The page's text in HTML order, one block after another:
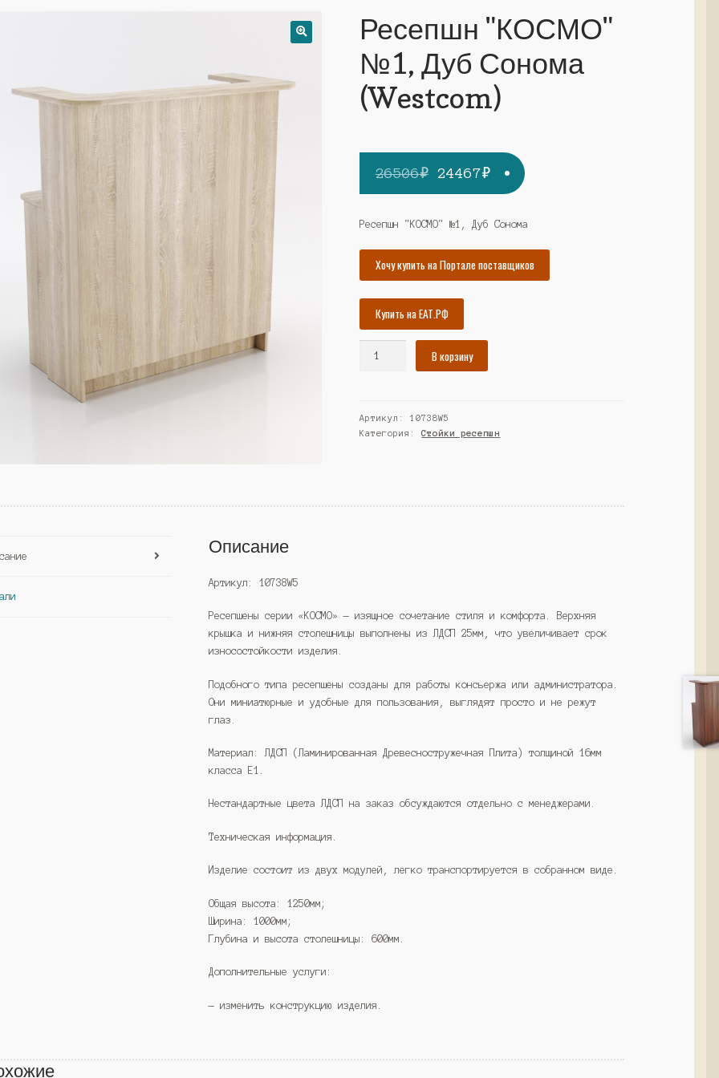
Ресепшн "КОСМО"
№1, Дуб Сонома
(Westcom)
26506₽ Первоначальная
цена
составляла
26506₽.
24467₽Текущая
цена:
24467₽.
Ресепшн "КОСМО" №1, Дуб Сонома
Хочу купить на Портале поставщиков
Купить на ЕАТ.РФ
№1,
Дуб
В корзину
Артикул:10738W5
Категория:Стойки ресепшн
Описание
Артикул: 10738W5
Ресепшены серии «КОСМО» — изящное сочетание стиля и комфорта. Верхняя
крышка и нижняя столешницы выполнены из ЛДСП 25мм, что увеличивает срок
износостойкости изделия.
Подобного типа ресепшены созданы для работы консьержа или администратора.
Они миниатюрные и удобные для пользования, выглядят просто и не режут
глаз.
Материал: ЛДСП (Ламинированная Древесностружечная Плита) толщиной 16мм
класса Е1.
Нестандартные цвета ЛДСП на заказ обсуждаются отдельно с менеджерами.
Техническая информация.
Изделие состоит из двух модулей, легко транспортируется в собранном виде.
Общая высота: 1250мм;
Ширина: 1000мм;
Глубина и высота столешницы: 600мм.
Дополнительные услуги:
— изменить конструкцию изделия.